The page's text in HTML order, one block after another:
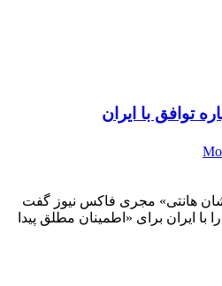
توافق با ایران
هانتی» مجری فاکس نیوز گفت
با ایران برای «اطمینان مطلق پیدا